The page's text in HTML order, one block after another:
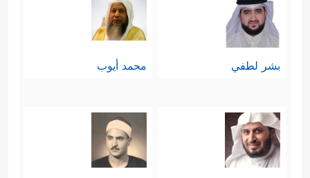
بشر لطفي محمد أيوب